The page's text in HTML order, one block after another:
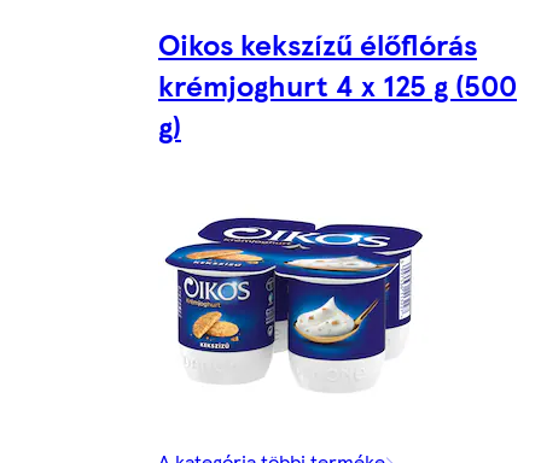
Oikos kekszízű élőflórás
krémjoghurt 4 x 125 g (500
g)